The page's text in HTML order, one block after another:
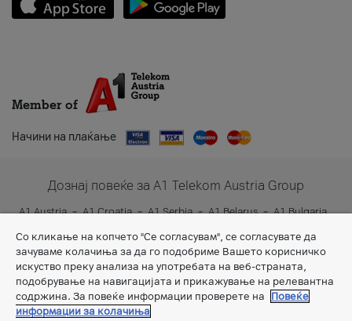
Member of
Начини на плаќање
Дознај повеќе за A1 Telekom Austria Group
A1 Austria A1 Croatia A1 Serbia A1 Belarus
A1 Bulgaria
A1 Slovenia
A1 Digital
Со кликање на копчето "Се согласувам", се согласувате да
зачуваме колачиња за да го подобриме Вашето корисничко
искуство преку анализа на употребата на веб-страната,
подобрување на навигацијата и прикажување на релевантна
содржина. За повеќе информации проверете на
Повеќе
информации за колачиња